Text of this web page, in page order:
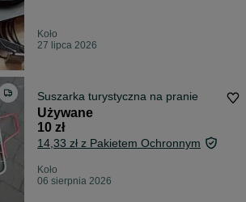
Koło
27 lipca 2026
Suszarka turystyczna na pranie
Używane
10 zł
14,33 zł z Pakietem Ochronnym
Koło
06 sierpnia 2026